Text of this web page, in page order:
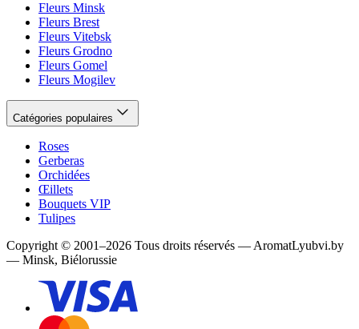
Fleurs Minsk
Fleurs Brest
Fleurs Vitebsk
Fleurs Grodno
Fleurs Gomel
Fleurs Mogilev
Catégories populaires
Roses
Gerberas
Orchidées
Œillets
Bouquets VIP
Tulipes
Copyright © 2001–2026 Tous droits réservés — AromatLyubvi.by
— Minsk, Biélorussie